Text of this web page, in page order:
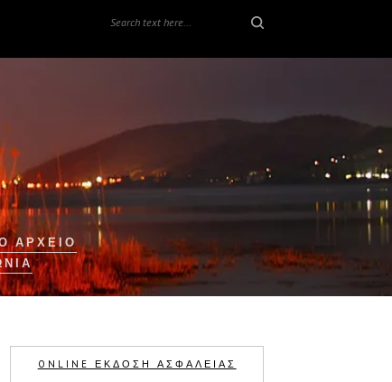
ΑΡΧΕΙΟ
ONLINE ΕΚΔΟΣΗ ΑΣΦΑΛΕΙΑΣ